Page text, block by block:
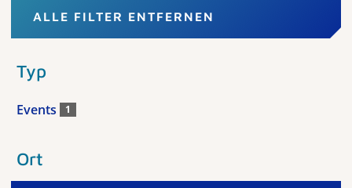
ALLE FILTER ENTFERNEN
Typ
Events 1
Ort